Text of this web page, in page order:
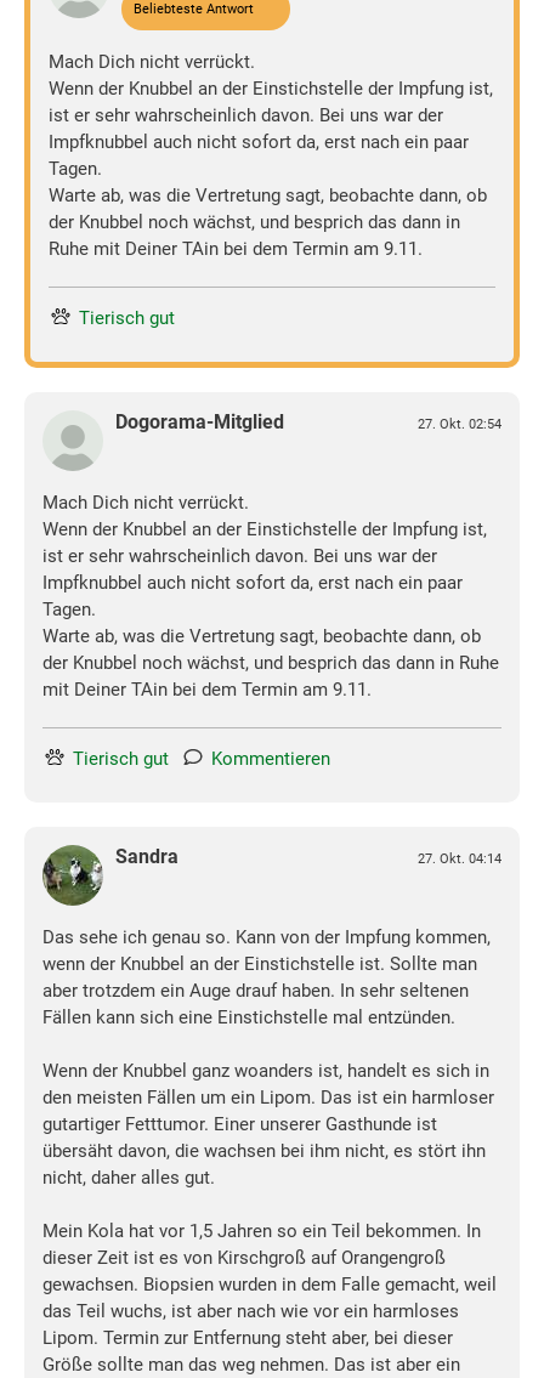
Beliebteste Antwort
Mach Dich nicht verrückt.
Wenn der Knubbel an der Einstichstelle der Impfung ist,
ist er sehr wahrscheinlich davon. Bei uns war der
Impfknubbel auch nicht sofort da, erst nach ein paar
Tagen.
Warte ab, was die Vertretung sagt, beobachte dann, ob
der Knubbel noch wächst, und besprich das dann in
Ruhe mit Deiner TAin bei dem Termin am 9.11.
Tierisch gut
Dogorama-Mitglied 27. Okt. 02:54
Mach Dich nicht verrückt.
Wenn der Knubbel an der Einstichstelle der Impfung ist,
ist er sehr wahrscheinlich davon. Bei uns war der
Impfknubbel auch nicht sofort da, erst nach ein paar
Tagen.
Warte ab, was die Vertretung sagt, beobachte dann, ob
der Knubbel noch wächst, und besprich das dann in Ruhe
mit Deiner TAin bei dem Termin am 9.11.
Tierisch gut Kommentieren
Sandra 27. Okt. 04:14
Das sehe ich genau so. Kann von der Impfung kommen,
wenn der Knubbel an der Einstichstelle ist. Sollte man
aber trotzdem ein Auge drauf haben. In sehr seltenen
Fällen kann sich eine Einstichstelle mal entzünden.
Wenn der Knubbel ganz woanders ist, handelt es sich in
den meisten Fällen um ein Lipom. Das ist ein harmloser
gutartiger Fetttumor. Einer unserer Gasthunde ist
übersäht davon, die wachsen bei ihm nicht, es stört ihn
nicht, daher alles gut.
Mein Kola hat vor 1,5 Jahren so ein Teil bekommen. In
dieser Zeit ist es von Kirschgroß auf Orangengroß
gewachsen. Biopsien wurden in dem Falle gemacht, weil
das Teil wuchs, ist aber nach wie vor ein harmloses
Lipom. Termin zur Entfernung steht aber, bei dieser
Größe sollte man das weg nehmen. Das ist aber ein